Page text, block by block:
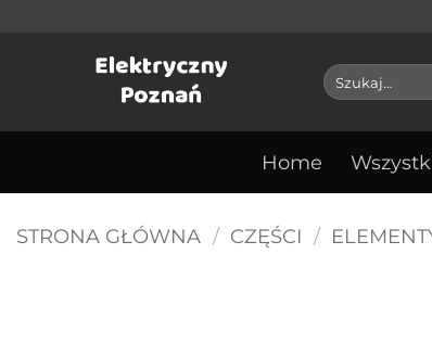
Szukaj:
Home
STRONA GŁÓWNA / CZĘŚCI /